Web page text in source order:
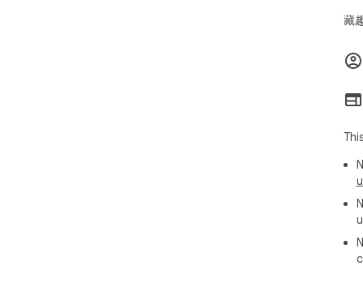
定
访
6.
7.
签
9.
13.
藏